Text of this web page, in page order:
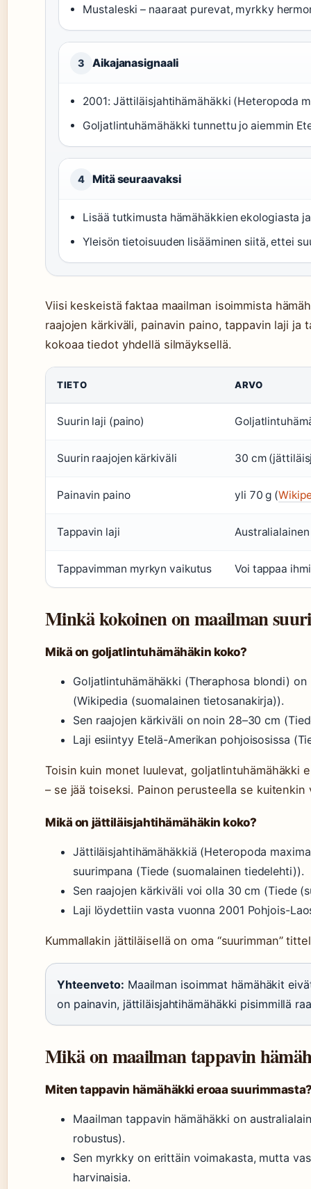
Mustaleski – naaraat purevat, myrkky
3 Aikajanasignaali
2001: Jättiläisjahtihämähäkki (Heteropoda
Goljatlintuhämähäkki tunnettu jo aiemmin
4 Mitä seuraavaksi
Lisää tutkimusta hämähäkkien ekologiasta
Yleisön tietoisuuden lisääminen siitä, ettei
Viisi keskeistä faktaa maailman isoimmista
raajojen kärkiväli, painavin paino, tappavin laji ja
kokoaa tiedot yhdellä silmäyksellä.
TIETO ARVO
Suurin laji (paino)
Suurin raajojen kärkiväli 30 cm
Painavin paino yli 70 g (
Tappavin laji
Tappavimman myrkyn vaikutus Voi tappaa
Minkä kokoinen on maailman
Mikä on goljatlintuhämähäkin koko?
Goljatlintuhämähäkki (Theraphosa blondi)
(Wikipedia (suomalainen tietosanakirja)).
Sen raajojen kärkiväli on noin 28–30 cm
Laji esiintyy Etelä-Amerikan pohjoisosissa
Toisin kuin monet luulevat, goljatlintuhämähäkki
– se jää toiseksi. Painon perusteella se kuitenkin
Mikä on jättiläisjahtihämähäkin koko?
Jättiläisjahtihämähäkkiä (Heteropoda
suurimpana (Tiede (suomalainen tiedelehti)).
Sen raajojen kärkiväli voi olla 30 cm (Tiede
Laji löydettiin vasta vuonna 2001 Pohjois-
Kummallakin jättiläisellä on oma “suurimman”
Yhteenveto: Maailman isoimmat hämähäkit
on painavin, jättiläisjahtihämähäkki pisimmillä
Mikä on maailman tappavin
Miten tappavin hämähäkki eroaa
Maailman tappavin hämähäkki on
robustus).
Sen myrkky on erittäin voimakasta, mutta
harvinaisia.